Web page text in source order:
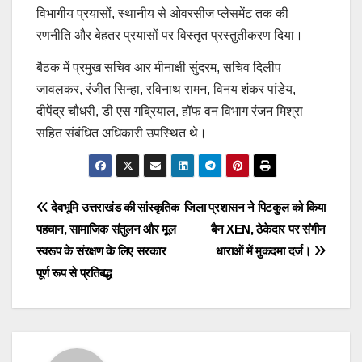
विभागीय प्रयासों, स्थानीय से ओवरसीज प्लेसमेंट तक की
रणनीति और बेहतर प्रयासों पर विस्तृत प्रस्तुतीकरण दिया।
बैठक में प्रमुख सचिव आर मीनाक्षी सुंदरम, सचिव दिलीप
जावलकर, रंजीत सिन्हा, रविनाथ रामन, विनय शंकर पांडेय,
दीपेंद्र चौधरी, डी एस गब्रियाल, हॉफ वन विभाग रंजन मिश्रा
सहित संबंधित अधिकारी उपस्थित थे।
Post
navigation
जिला प्रशासन ने पिटकुल को किया
बैन XEN, ठेकेदार पर संगीन
धाराओं में मुकदमा दर्ज।
देवभूमि उत्तराखंड की सांस्कृतिक
पहचान, सामाजिक संतुलन और मूल
स्वरूप के संरक्षण के लिए सरकार
पूर्ण रूप से प्रतिबद्ध